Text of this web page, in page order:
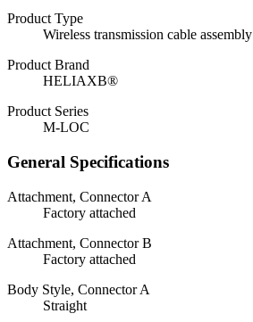
Product Type
Wireless transmission cable assembly
Product Brand
HELIAXВ®
Product Series
M-LOC
General Specifications
Attachment, Connector A
Factory attached
Attachment, Connector B
Factory attached
Body Style, Connector A
Straight